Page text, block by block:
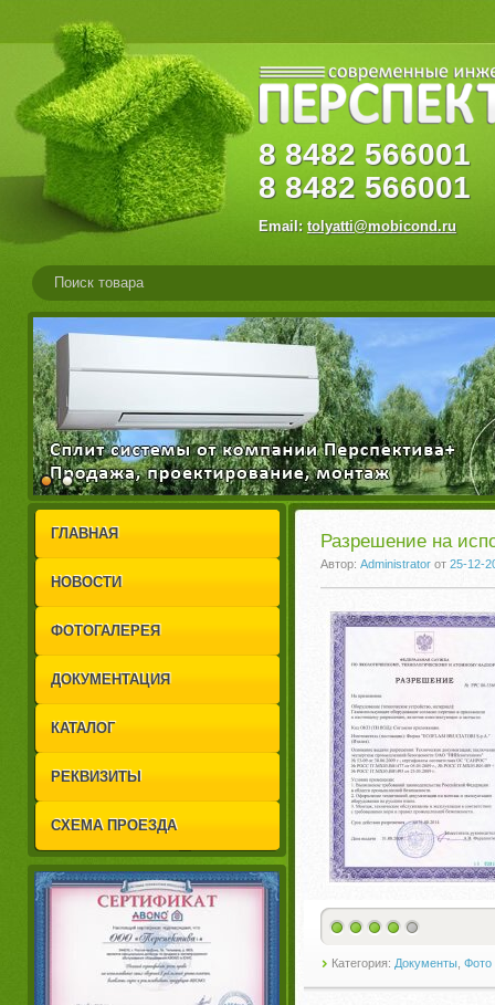
8 8482
8 8482 566001
Email: tolyatti@mobicond.ru
1
2
ГЛАВНАЯ
НОВОСТИ
ФОТОГАЛЕРЕЯ
ДОКУМЕНТАЦИЯ
КАТАЛОГ
РЕКВИЗИТЫ
СХЕМА ПРОЕЗДА
Разрешение на
Автор: Administrator от 25-12-
Категория: Документы, Фото